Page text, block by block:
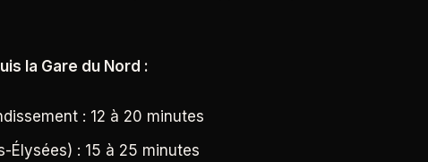
la Gare du Nord :
: 12 à 20 minutes
Élysées) : 15 à 25 minutes